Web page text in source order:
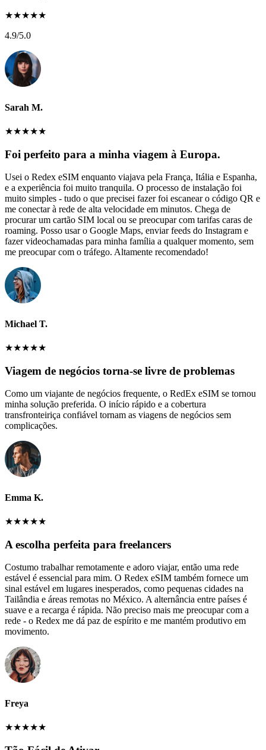
★★★★★
4.9/5.0
Sarah M.
★★★★★
Foi perfeito para a minha viagem à Europa.
Usei o Redex eSIM enquanto viajava pela França, Itália e Espanha,
e a experiência foi muito tranquila. O processo de instalação foi
muito simples - tudo o que precisei fazer foi escanear o código QR e
me conectar à rede de alta velocidade em minutos. Chega de
procurar um cartão SIM local ou se preocupar com tarifas caras de
roaming. Posso usar o Google Maps, enviar feeds do Instagram e
fazer videochamadas para minha família a qualquer momento, sem
me preocupar com o tráfego. Altamente recomendado!
Michael T.
★★★★★
Viagem de negócios torna-se livre de problemas
Como um viajante de negócios frequente, o RedEx eSIM se tornou
minha solução preferida. O início rápido e a cobertura
transfronteiriça confiável tornam as viagens de negócios sem
complicações.
Emma K.
★★★★★
A escolha perfeita para freelancers
Costumo trabalhar remotamente e adoro viajar, então uma rede
estável é essencial para mim. O Redex eSIM também fornece um
sinal estável em lugares inesperados, como pequenas cidades na
Tailândia e áreas remotas no México. A alternância entre países é
suave e a recarga é rápida. Não preciso mais me preocupar com a
rede - o Redex me dá paz de espírito e me mantém produtivo em
movimento.
Freya
★★★★★